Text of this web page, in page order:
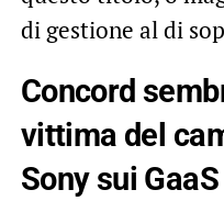
di gestione al di
Concord
vittima del
Sony sui GaaS